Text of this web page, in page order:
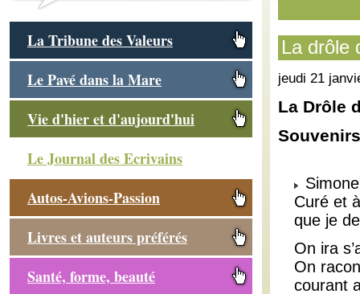
La Tribune des Valeurs
Le Pavé dans la Mare
Vie d'hier et d'aujourd'hui
Le Journal des Ecrivains
Autos-Avions-Passion
Livres et auteurs préférés
Santé, forme, beauté
La drôle
jeudi 21
La Drôle
Curé et
que je
On ira
On
courant